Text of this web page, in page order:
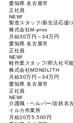
愛知県 名古屋市
正社員
NEW!
製造スタッフ/新生活応援
株式会社M-pros
月給30万円～34万円
愛知県 名古屋市
正社員
NEW!
軽作業スタッフ/即入社可
株式会社MONOLITH
月給30万円～34万円
愛知県 名古屋市
正社員
NEW!
介護職・ヘルパー/近鉄名
イルカ作業所
月給20万5,500円